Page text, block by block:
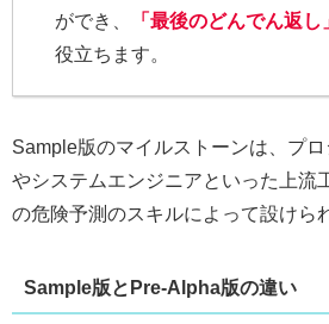
ができ、
「最後のどんでん返し
役立ちます。
Sample版のマイルストーンは、プ
やシステムエンジニアといった上流
の危険予測のスキルによって設けら
Sample版とPre-Alpha版の違い